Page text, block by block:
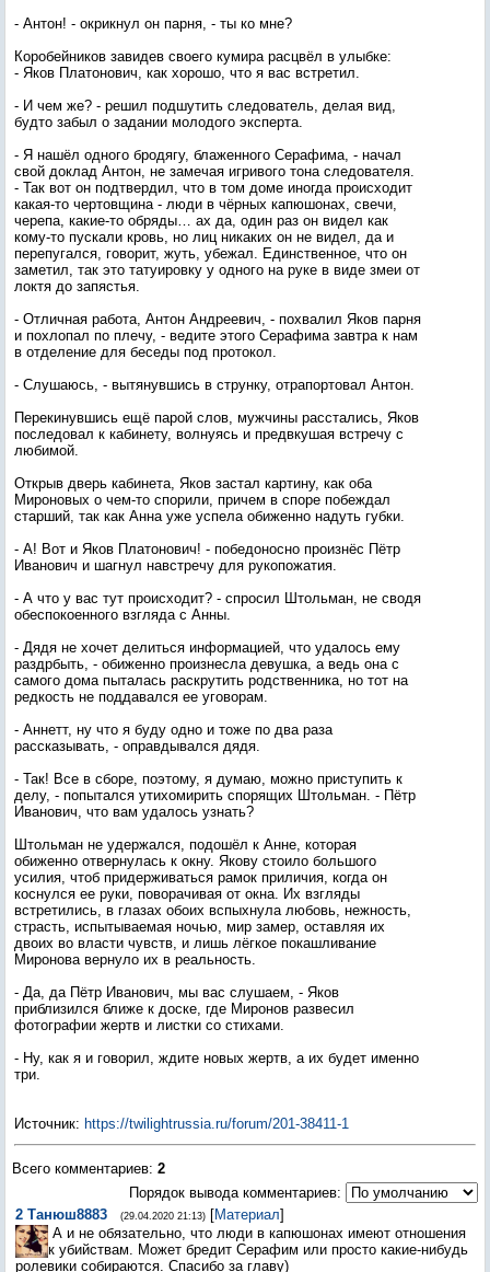
- Антон! - окрикнул он парня, - ты ко мне?
Коробейников завидев своего кумира расцвёл в улыбке:
- Яков Платонович, как хорошо, что я вас встретил.
- И чем же? - решил подшутить следователь, делая вид,
будто забыл о задании молодого эксперта.
- Я нашёл одного бродягу, блаженного Серафима, - начал
свой доклад Антон, не замечая игривого тона следователя.
- Так вот он подтвердил, что в том доме иногда происходит
какая-то чертовщина - люди в чёрных капюшонах, свечи,
черепа, какие-то обряды… ах да, один раз он видел как
кому-то пускали кровь, но лиц никаких он не видел, да и
перепугался, говорит, жуть, убежал. Единственное, что он
заметил, так это татуировку у одного на руке в виде змеи от
локтя до запястья.
- Отличная работа, Антон Андреевич, - похвалил Яков парня
и похлопал по плечу, - ведите этого Серафима завтра к нам
в отделение для беседы под протокол.
- Слушаюсь, - вытянувшись в струнку, отрапортовал Антон.
Перекинувшись ещё парой слов, мужчины расстались, Яков
последовал к кабинету, волнуясь и предвкушая встречу с
любимой.
Открыв дверь кабинета, Яков застал картину, как оба
Мироновых о чем-то спорили, причем в споре побеждал
старший, так как Анна уже успела обиженно надуть губки.
- А! Вот и Яков Платонович! - победоносно произнёс Пётр
Иванович и шагнул навстречу для рукопожатия.
- А что у вас тут происходит? - спросил Штольман, не сводя
обеспокоенного взгляда с Анны.
- Дядя не хочет делиться информацией, что удалось ему
раздрбыть, - обиженно произнесла девушка, а ведь она с
самого дома пыталась раскрутить родственника, но тот на
редкость не поддавался ее уговорам.
- Аннетт, ну что я буду одно и тоже по два раза
рассказывать, - оправдывался дядя.
- Так! Все в сборе, поэтому, я думаю, можно приступить к
делу, - попытался утихомирить спорящих Штольман. - Пётр
Иванович, что вам удалось узнать?
Штольман не удержался, подошёл к Анне, которая
обиженно отвернулась к окну. Якову стоило большого
усилия, чтоб придерживаться рамок приличия, когда он
коснулся ее руки, поворачивая от окна. Их взгляды
встретились, в глазах обоих вспыхнула любовь, нежность,
страсть, испытываемая ночью, мир замер, оставляя их
двоих во власти чувств, и лишь лёгкое покашливание
Миронова вернуло их в реальность.
- Да, да Пётр Иванович, мы вас слушаем, - Яков
приблизился ближе к доске, где Миронов развесил
фотографии жертв и листки со стихами.
- Ну, как я и говорил, ждите новых жертв, а их будет именно
три.
Источник: https://twilightrussia.ru/forum/201-38411-1
Всего комментариев: 2
Порядок вывода комментариев:
2 Танюш8883 (29.04.2020 21:13) [Материал]
А и не обязательно, что люди в капюшонах имеют отношения
к убийствам. Может бредит Серафим или просто какие-нибудь
ролевики собираются. Спасибо за главу)